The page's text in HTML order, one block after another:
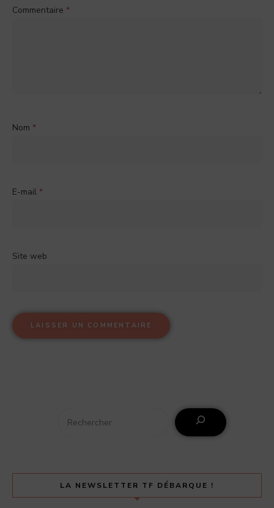
Commentaire *
Nom *
E-mail *
Site web
LA NEWSLETTER TF DÉBARQUE !